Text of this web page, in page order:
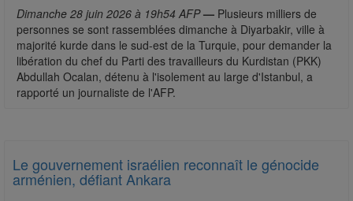
Dimanche 28 juin 2026 à 19h54 AFP — Plusieurs milliers de
personnes se sont rassemblées dimanche à Diyarbakir, ville à
majorité kurde dans le sud-est de la Turquie, pour demander la
libération du chef du Parti des travailleurs du Kurdistan (PKK)
Abdullah Ocalan, détenu à l'isolement au large d'Istanbul, a
rapporté un journaliste de l'AFP.
Le gouvernement israélien reconnaît le génocide
arménien, défiant Ankara